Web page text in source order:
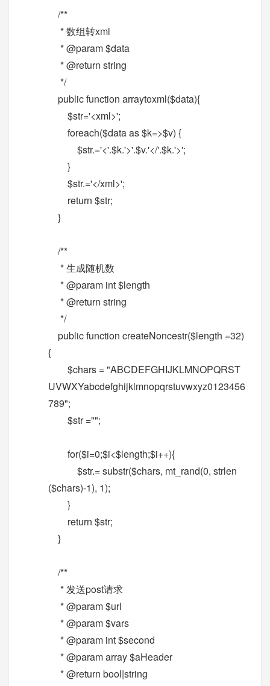
/**
* 数组转xml
* @param $data
* @return string
*/
public function arraytoxml($data){
$str='<xml>';
foreach($data as $k=>$v) {
$str.='<'.$k.'>'.$v.'</'.$k.'>';
}
$str.='</xml>';
return $str;
}
/**
* 生成随机数
* @param int $length
* @return string
*/
public function createNoncestr($length =32)
{
$chars = "ABCDEFGHIJKLMNOPQRST
UVWXYabcdefghijklmnopqrstuvwxyz0123456
789";
$str ="";
for($i=0;$i<$length;$i++){
$str.= substr($chars, mt_rand(0, strlen
($chars)-1), 1);
}
return $str;
}
/**
* 发送post请求
* @param $url
* @param $vars
* @param int $second
* @param array $aHeader
* @return bool|string